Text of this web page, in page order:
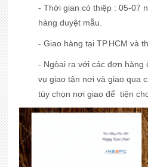
- Thời gian có thiệp : 05-07
hàng duyệt mẫu.
- Giao hàng tại TP.HCM và
- Ngòai ra với các đơn hàng
vụ giao tận nơi và giao qua
tùy chọn nơi giao để tiện